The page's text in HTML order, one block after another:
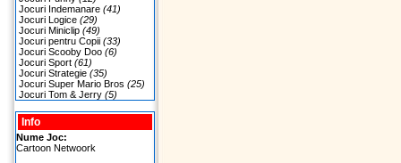
Jocuri Indemanare (41)
Jocuri Logice (29)
Jocuri Miniclip (49)
Jocuri pentru Copii (33)
Jocuri Scooby Doo (6)
Jocuri Sport (61)
Jocuri Strategie (35)
Jocuri Super Mario Bros (25)
Jocuri Tom & Jerry (5)
Info
Nume Joc:
Cartoon Netwoork